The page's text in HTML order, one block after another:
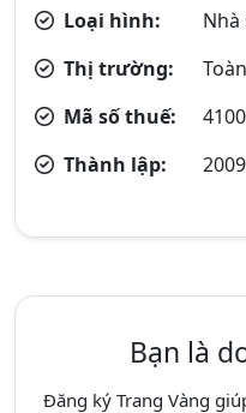
Loại hình:
Nhà
Thị trường:
Mã số thuế:
Thành lập:
2009
Bạn là
Đăng ký Trang Vàng